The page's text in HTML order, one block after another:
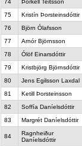
74
Þorkell Teitsson
75
Kristín Þorsteinsdóttir
76
Björn Ólafsson
77
Arnór Björnsson
78
Ólöf Einarsdóttir
79
Kristbjörg Björnsdóttir
80
Jens Egilsson Laxdal
81
Ketill Þorsteinsson
82
Soffía Daníelsdóttir
83
Margrét Daníelsdóttir
84
Ragnheiður
Daníelsdóttir